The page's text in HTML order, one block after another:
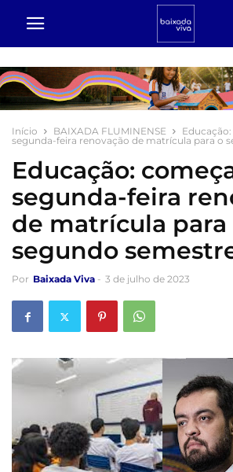
Início BAIXADA FLUMINENSE
segunda-feira renovação de matrícula para o
Educação:
segunda-feira
de matrícula para
segundo
Por Baixada Viva - 3 de julho de 2023